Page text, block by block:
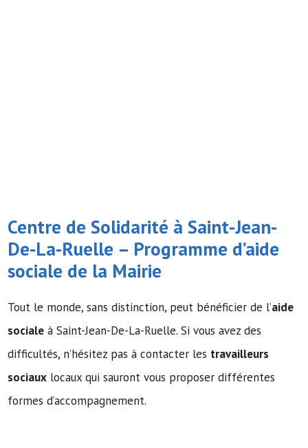
Centre de Solidarité à Saint-Jean-
De-La-Ruelle – Programme d’aide
sociale de la Mairie
Tout le monde, sans distinction, peut bénéficier de l’aide
sociale à Saint-Jean-De-La-Ruelle. Si vous avez des
difficultés, n’hésitez pas à contacter les travailleurs
sociaux locaux qui sauront vous proposer différentes
formes d’accompagnement.